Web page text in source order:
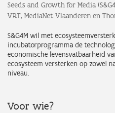
Seeds and Growth for Media
VRT, MediaNet Vlaanderen en
S&G4M wil met
incubatorprogramma de
economische levensvatbaarheid
ecosysteem versterken op zowel
niveau.
Voor wie?